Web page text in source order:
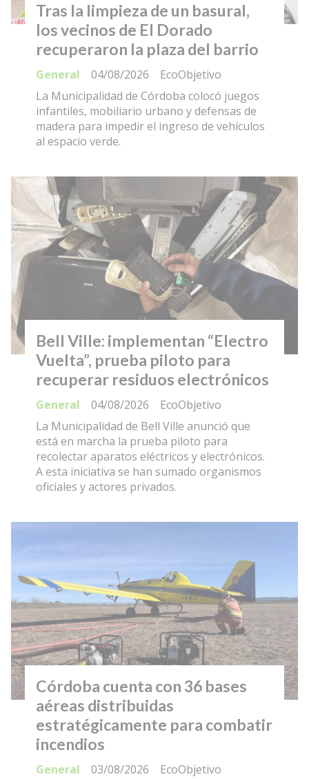
Tras la limpieza de un basural,
los vecinos de El Dorado
recuperaron la plaza del barrio
EcoObjetivo
General
04/08/2026
La Municipalidad de Córdoba colocó juegos
infantiles, mobiliario urbano y defensas de
madera para impedir el ingreso de vehículos
al espacio verde.
Bell Ville: implementan “Electro
Vuelta”, prueba piloto para
recuperar residuos electrónicos
EcoObjetivo
General
04/08/2026
La Municipalidad de Bell Ville anunció que
está en marcha la prueba piloto para
recolectar aparatos eléctricos y electrónicos.
A esta iniciativa se han sumado organismos
oficiales y actores privados.
Córdoba cuenta con 36 bases
aéreas distribuidas
estratégicamente para combatir
incendios
EcoObjetivo
General
03/08/2026